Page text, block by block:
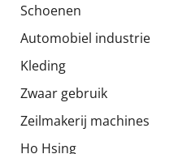
Schoenen
Automobiel industrie
Kleding
Zwaar gebruik
Zeilmakerij machines
Ho Hsing